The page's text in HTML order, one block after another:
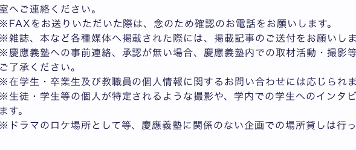
室へご連絡ください。
※FAXをお送りいただいた際は、念のため確認のお電話をお願いします。
※雑誌、本など各種媒体へ掲載された際には、掲載記事のご送付をお願いしま
※慶應義塾への事前連絡、承認が無い場合、慶應義塾内での取材活動・撮影
ご了承ください。
※在学生・卒業生及び教職員の個人情報に関するお問い合わせには応じられま
※生徒・学生等の個人が特定されるような撮影や、学内での学生へのインタ
ます。
※ドラマのロケ場所として等、慶應義塾に関係のない企画での場所貸しは行っ